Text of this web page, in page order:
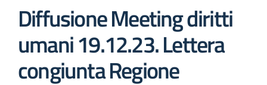
Diffusione Meeting diritti
umani 19.12.23. Lettera
congiunta Regione